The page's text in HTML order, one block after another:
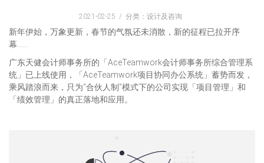
2021-02-25 分类：设计及咨询
新年伊始，万象更新，春节的气氛还未消散，新的征程已拉开序
幕……
广东天健会计师事务所的「AceTeamwork会计师事务所综合管理系
统」已上线使用，「AceTeamwork项目协同办公系统」蓄势而发，
乘风踏浪而来，只为“合伙人制”模式下的公司实现「项目管理」和
「绩效管理」的真正落地和应用。